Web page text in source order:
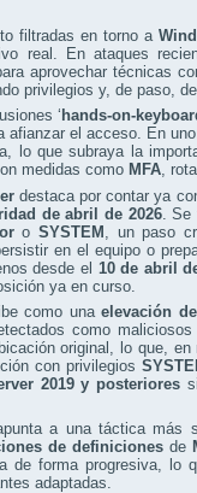
filtradas en torno a
real. En ataques
aprovechar técnicas
privilegios y, de paso,
‘ hands-on-
afianzar el acceso. En
lo que subraya la
medidas como MFA,
destaca por contar ya
de abril de 2026. Se
oSYSTEM
, un paso
en el equipo o
desde el 10 de abril
ya en curso.
como unaelevación
como
original, lo que,
con privilegios
2019 y posteriores
a una táctica más
de definiciones de
de forma progresiva, lo
adaptadas.